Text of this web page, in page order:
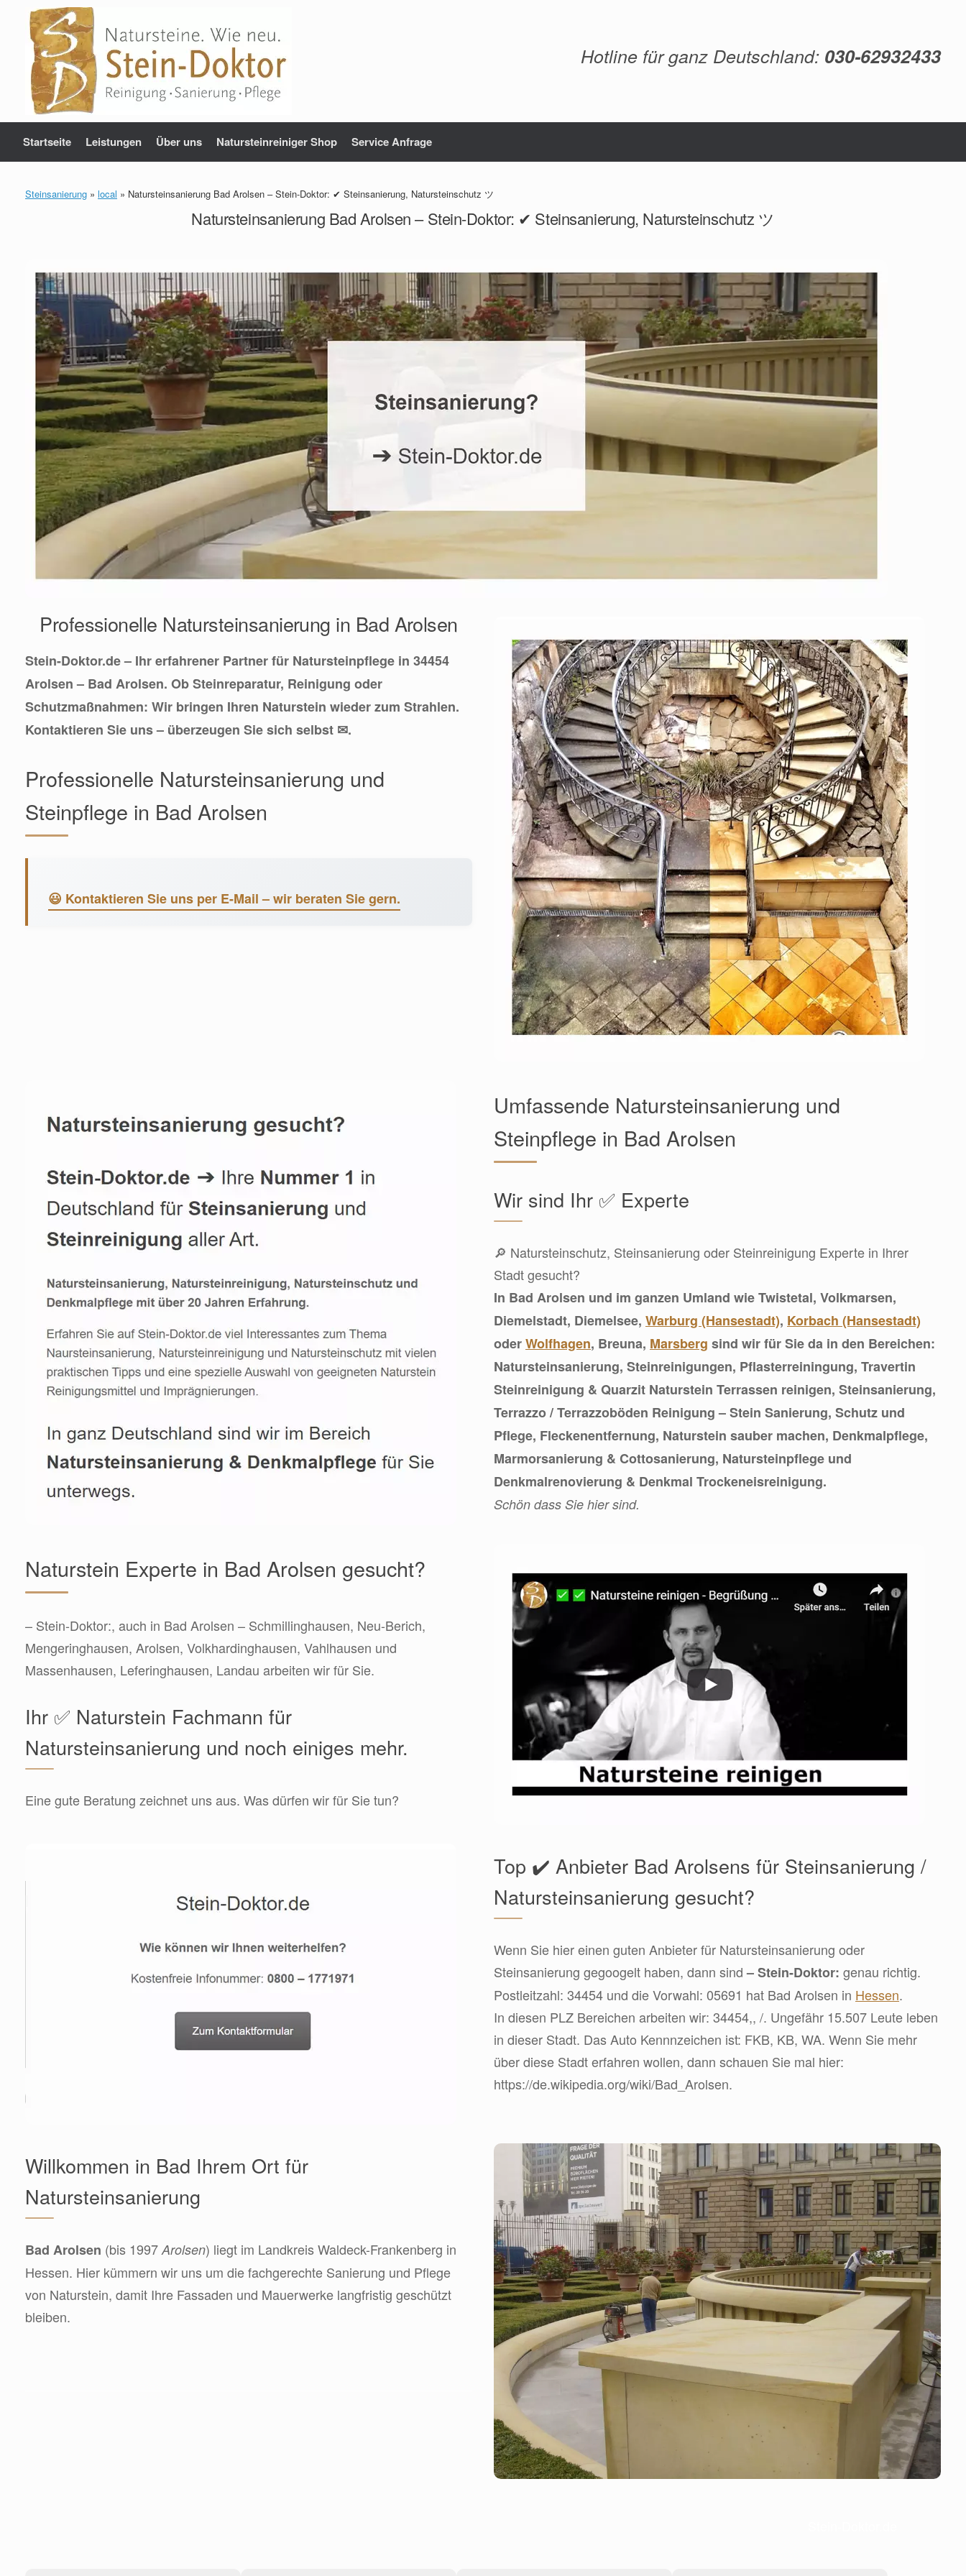
springen
Hotline für ganz Deutschland: 030-62932433
Startseite Leistungen Über uns Natursteinreiniger Shop Service Anfrage
Steinsanierung » local » Natursteinsanierung Bad Arolsen – Stein-Doktor: ✔ Steinsanierung, Natursteinschutz ツ
Natursteinsanierung Bad Arolsen – Stein-Doktor: ✔ Steinsanierung, Natursteinschutz ツ
Professionelle Natursteinsanierung in Bad Arolsen
Stein-Doktor.de – Ihr erfahrener Partner für Natursteinpflege in 34454
Arolsen – Bad Arolsen. Ob Steinreparatur, Reinigung oder
Schutzmaßnahmen: Wir bringen Ihren Naturstein wieder zum Strahlen.
Kontaktieren Sie uns – überzeugen Sie sich selbst ✉.
Professionelle Natursteinsanierung und
Steinpflege in Bad Arolsen
😃 Kontaktieren Sie uns per E-Mail – wir beraten Sie gern.
Umfassende Natursteinsanierung und
Steinpflege in Bad Arolsen
Wir sind Ihr ✅ Experte
🔎 Natursteinschutz, Steinsanierung oder Steinreinigung Experte in Ihrer
Stadt gesucht?
In Bad Arolsen und im ganzen Umland wie Twistetal, Volkmarsen,
Diemelstadt, Diemelsee, Warburg (Hansestadt), Korbach (Hansestadt)
oderWolfhagen, Breuna, Marsberg sind wir für Sie da in den Bereichen:
Natursteinsanierung, Steinreinigungen, Pflasterreiningung, Travertin
Steinreinigung & Quarzit Naturstein Terrassen reinigen, Steinsanierung,
Terrazzo / Terrazzoböden Reinigung – Stein Sanierung, Schutz und
Pflege, Fleckenentfernung, Naturstein sauber machen, Denkmalpflege,
Marmorsanierung & Cottosanierung, Natursteinpflege und
Denkmalrenovierung & Denkmal Trockeneisreinigung.
Schön dass Sie hier sind.
Naturstein Experte in Bad Arolsen gesucht?
– Stein-Doktor:, auch in Bad Arolsen – Schmillinghausen, Neu-Berich,
Mengeringhausen, Arolsen, Volkhardinghausen, Vahlhausen und
Massenhausen, Leferinghausen, Landau arbeiten wir für Sie.
Ihr ✅ Naturstein Fachmann für
Natursteinsanierung und noch einiges mehr.
Eine gute Beratung zeichnet uns aus. Was dürfen wir für Sie tun?
Top ✔️ Anbieter Bad Arolsens für Steinsanierung /
Natursteinsanierung gesucht?
Wenn Sie hier einen guten Anbieter für Natursteinsanierung oder
Steinsanierung gegoogelt haben, dann sind– Stein-Doktor: genau richtig.
Postleitzahl: 34454 und die Vorwahl: 05691 hat Bad Arolsen in Hessen.
In diesen PLZ Bereichen arbeiten wir: 34454,, /. Ungefähr 15.507 Leute leben
in dieser Stadt. Das Auto Kennnzeichen ist: FKB, KB, WA. Wenn Sie mehr
über diese Stadt erfahren wollen, dann schauen Sie mal hier:
https://de.wikipedia.org/wiki/Bad_Arolsen.
Willkommen in Bad Ihrem Ort für
Natursteinsanierung
Bad Arolsen (bis 1997 Arolsen) liegt im Landkreis Waldeck-Frankenberg in
Hessen. Hier kümmern wir uns um die fachgerechte Sanierung und Pflege
von Naturstein, damit Ihre Fassaden und Mauerwerke langfristig geschützt
bleiben.